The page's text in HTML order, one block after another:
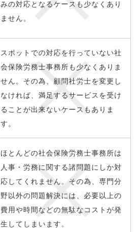
みの対応となるケースも少なくあり
ません。
スポットでの対応を行っていない社
会保険労務士事務所も少なくありま
せん。その為、顧問社労士を変更し
なければ、満足するサービスを受け
ることが出来ないケースもありま
す。
ほとんどの社会保険労務士事務所は
人事・労務に関する諸問題にしか対
応してくれません。その為、専門分
野以外の問題解決には、必要以上の
費用や時間などの無駄なコストが発
生してしまいます。